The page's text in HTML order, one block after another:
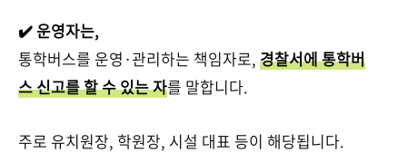
✔️ 운영자는,
통학버스를 운영·관리하는 책임자로, 경찰서에 통학버
스 신고를 할 수 있는 자를 말합니다.
주로 유치원장, 학원장, 시설 대표 등이 해당됩니다.